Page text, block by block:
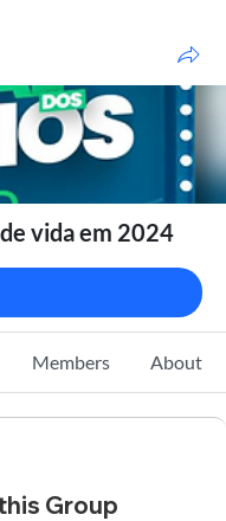
vida em 2024
Members About
Group